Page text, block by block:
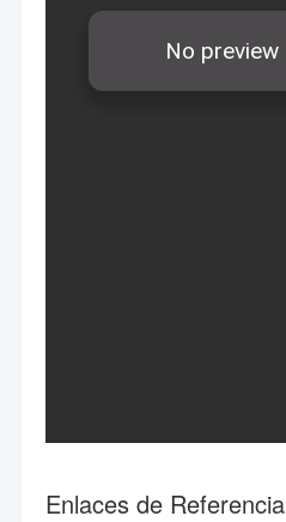
Enlaces de Referencia